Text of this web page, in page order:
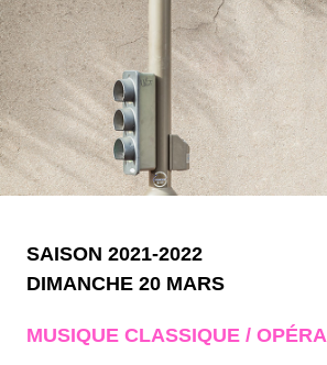
SAISON 2021-2022
DIMANCHE 20 MARS
MUSIQUE CLASSIQUE / OPÉRA